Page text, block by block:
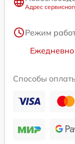
Адрес
Режим
Способы